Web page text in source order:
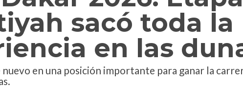
sacó toda la
en las
en una posición importante para ganar la